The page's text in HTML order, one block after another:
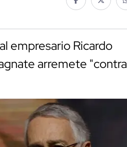
empresario Ricardo
arremete "contra